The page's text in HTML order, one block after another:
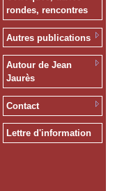
rondes, rencontres
Autres publications
Autour de Jean
Jaurès
Contact
Lettre d'information